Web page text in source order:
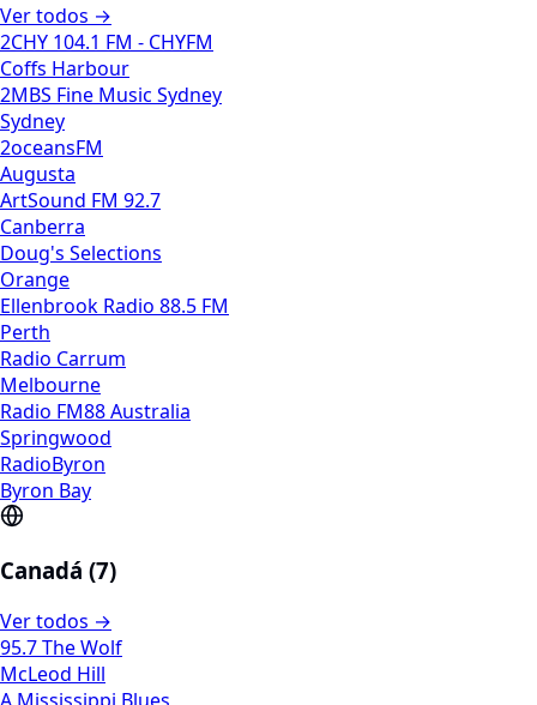
Ver todos →
2CHY 104.1 FM - CHYFM
Coffs Harbour
2MBS Fine Music Sydney
Sydney
2oceansFM
Augusta
ArtSound FM 92.7
Canberra
Doug's Selections
Orange
Ellenbrook Radio 88.5 FM
Perth
Radio Carrum
Melbourne
Radio FM88 Australia
Springwood
RadioByron
Byron Bay
Canadá (7)
Ver todos →
95.7 The Wolf
McLeod Hill